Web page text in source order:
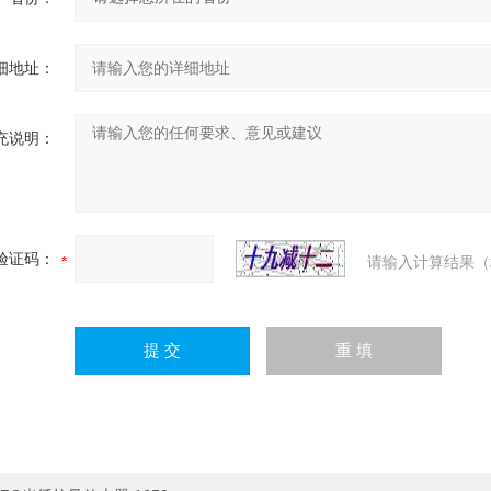
地址：
说明：
证码： 请输入计算结果